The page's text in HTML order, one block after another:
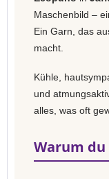
Maschenbild –
Ein Garn, das
macht.
Kühle,
und
alles, was oft
Warum